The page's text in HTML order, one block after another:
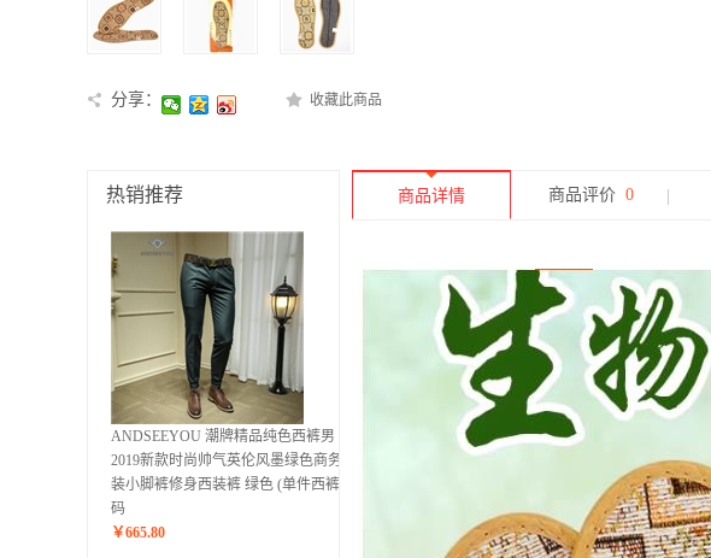
分享： 收藏此商品
热销推荐
ANDSEEYOU 潮牌精品纯色西裤男
2019新款时尚帅气英伦风墨绿色商务正
装小脚裤修身西装裤 绿色 (单件西裤)29
码
￥665.80
商品详情 商品评价 0